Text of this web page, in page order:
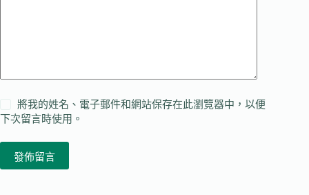
將我的姓名、電子郵件和網站保存在此瀏覽器中，以便
下次留言時使用。
發佈留言